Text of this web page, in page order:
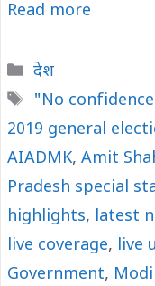
Read more
Categories
देश
Tags
"No
2019 general
AIADMK, Amit
Pradesh special
highlights, latest
live coverage, live
Government,